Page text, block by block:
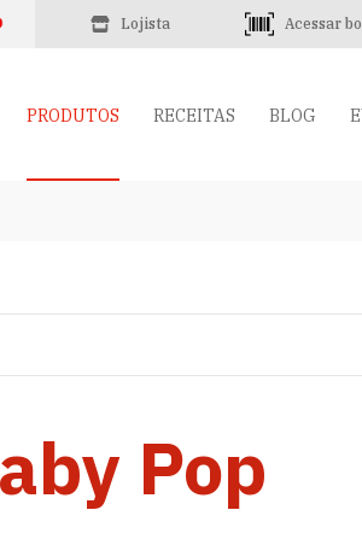
Lojista Acessar
PRODUTOS RECEITAS BLOG
Pop